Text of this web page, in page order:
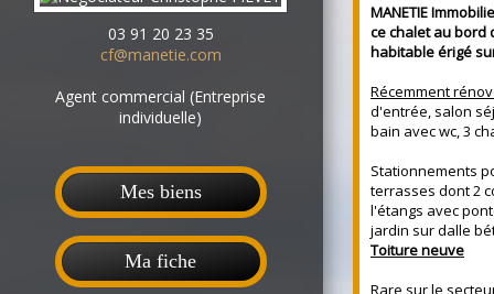
03 91 20 23 35
cf@manetie.com
Agent commercial (Entreprise
individuelle)
Mes biens
Ma fiche
MANETIE
ce chalet au bord
habitable érigé
Récemment
d'entrée, salon
bain avec wc, 3
Stationnements
terrasses dont 2
l'étangs avec
jardin sur dalle
Toiture neuve
Rare sur le